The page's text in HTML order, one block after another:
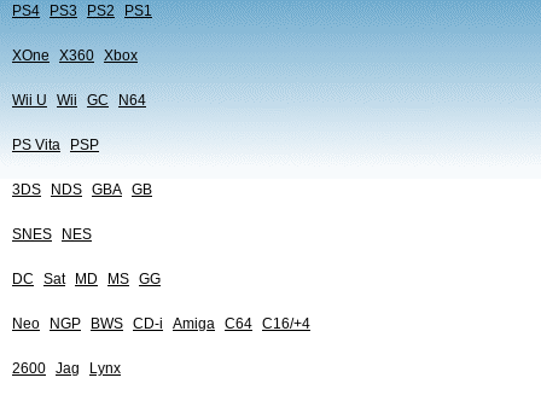
PS4 PS3 PS2 PS1
XOne X360 Xbox
Wii U Wii GC N64
PS Vita PSP
3DS NDS GBA GB
SNES NES
DC Sat MD MS GG
Neo NGP BWS CD-i Amiga C64 C16/+4
2600 Jag Lynx